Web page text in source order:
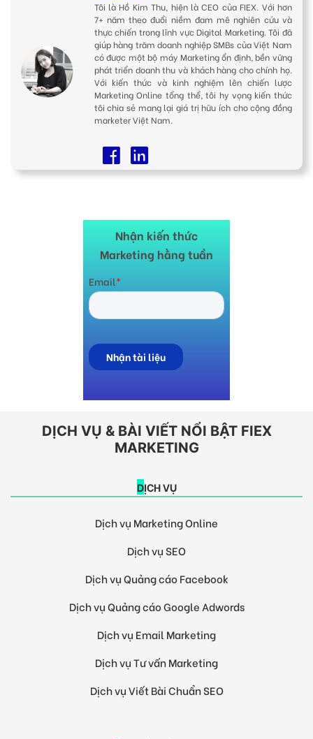
Tôi là Hồ Kim Thu, hiện là CEO của FIEX. Với hơn
7+ năm theo đuổi niềm đam mê nghiên cứu và
thực chiến trong lĩnh vực Digital Marketing. Tôi đã
giúp hàng trăm doanh nghiệp SMBs của Việt Nam
có được một bộ máy Marketing ổn định, bền vững
phát triển doanh thu và khách hàng cho chính họ.
Với kiến thức và kinh nghiệm lên chiến lược
Marketing Online tổng thể, tôi hy vọng kiến thức
tôi chia sẻ mang lại giá trị hữu ích cho cộng đồng
marketer Việt Nam.
Nhận kiến thức
Marketing hằng tuần
DỊCH VỤ & BÀI VIẾT NỔI BẬT FIEX
MARKETING
DỊCH VỤ
Dịch vụ Marketing Online
Dịch vụ SEO
Dịch vụ Quảng cáo Facebook
Dịch vụ Quảng cáo Google Adwords
Dịch vụ Email Marketing
Dịch vụ Tư vấn Marketing
Dịch vụ Viết Bài Chuẩn SEO